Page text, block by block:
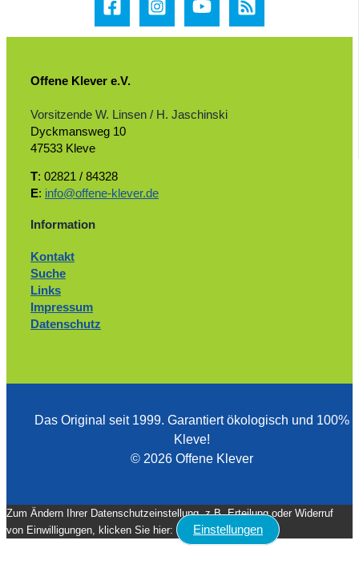
Offene Klever e.V.
Vorsitzende W. Linsen / H. Jaschinski
Dyckmansweg 10
47533 Kleve
T: 02821 / 84328
E: info@offene-klever.de
Information
Kontakt
Suche
Links
Impressum
Datenschutz
Das Original seit 1999. ­Garantiert ökologisch und 100%
Kleve!
© 2026 Offene Klever
Zum Ändern Ihrer Datenschutzeinstellung, z.B. Erteilung oder Widerruf
von Einwilligungen, klicken Sie hier:
Einstellungen